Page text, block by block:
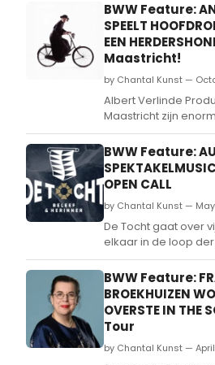
BWW Feature:
SPEELT
EEN
Maastricht!
by Chantal Kunst —
Albert Verlinde
Maastricht zijn
vandaag bekend
Angela Schijf een
spelen in de
van een Herdershond.
BWW Feature:
OPEN CALL
by Chantal Kunst — May
De Tocht gaat over
elkaar in de loop
afgunst uit het oog
BWW Feature:
BROEKHUIZEN
OVERSTE IN THE
Tour
by Chantal Kunst — April